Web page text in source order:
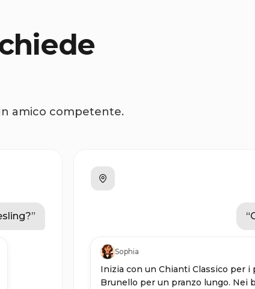
amico competente.
” “
Sophia
Inizia con un Chianti Classico per i
Brunello per un pranzo lungo. Nei